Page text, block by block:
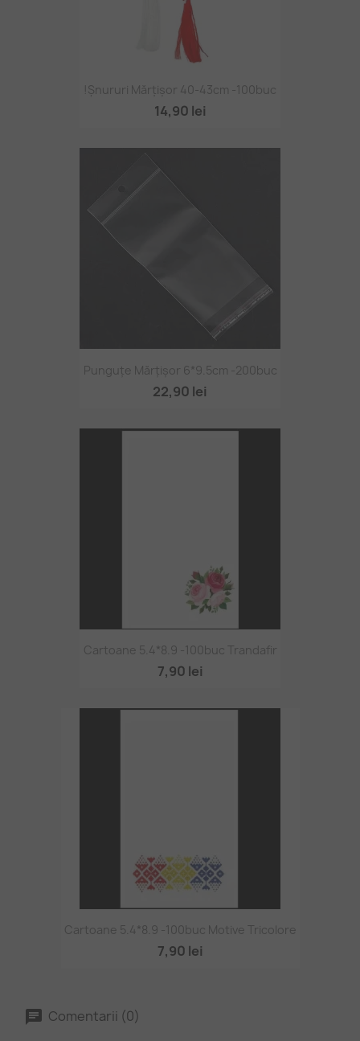
!Șnururi Mărțișor 40-43cm -100buc
14,90 lei
Punguțe Mărțișor 6*9.5cm -200buc
22,90 lei
Cartoane 5.4*8.9 -100buc Trandafir
7,90 lei
Cartoane 5.4*8.9 -100buc Motive Tricolore
7,90 lei
Comentarii (0)